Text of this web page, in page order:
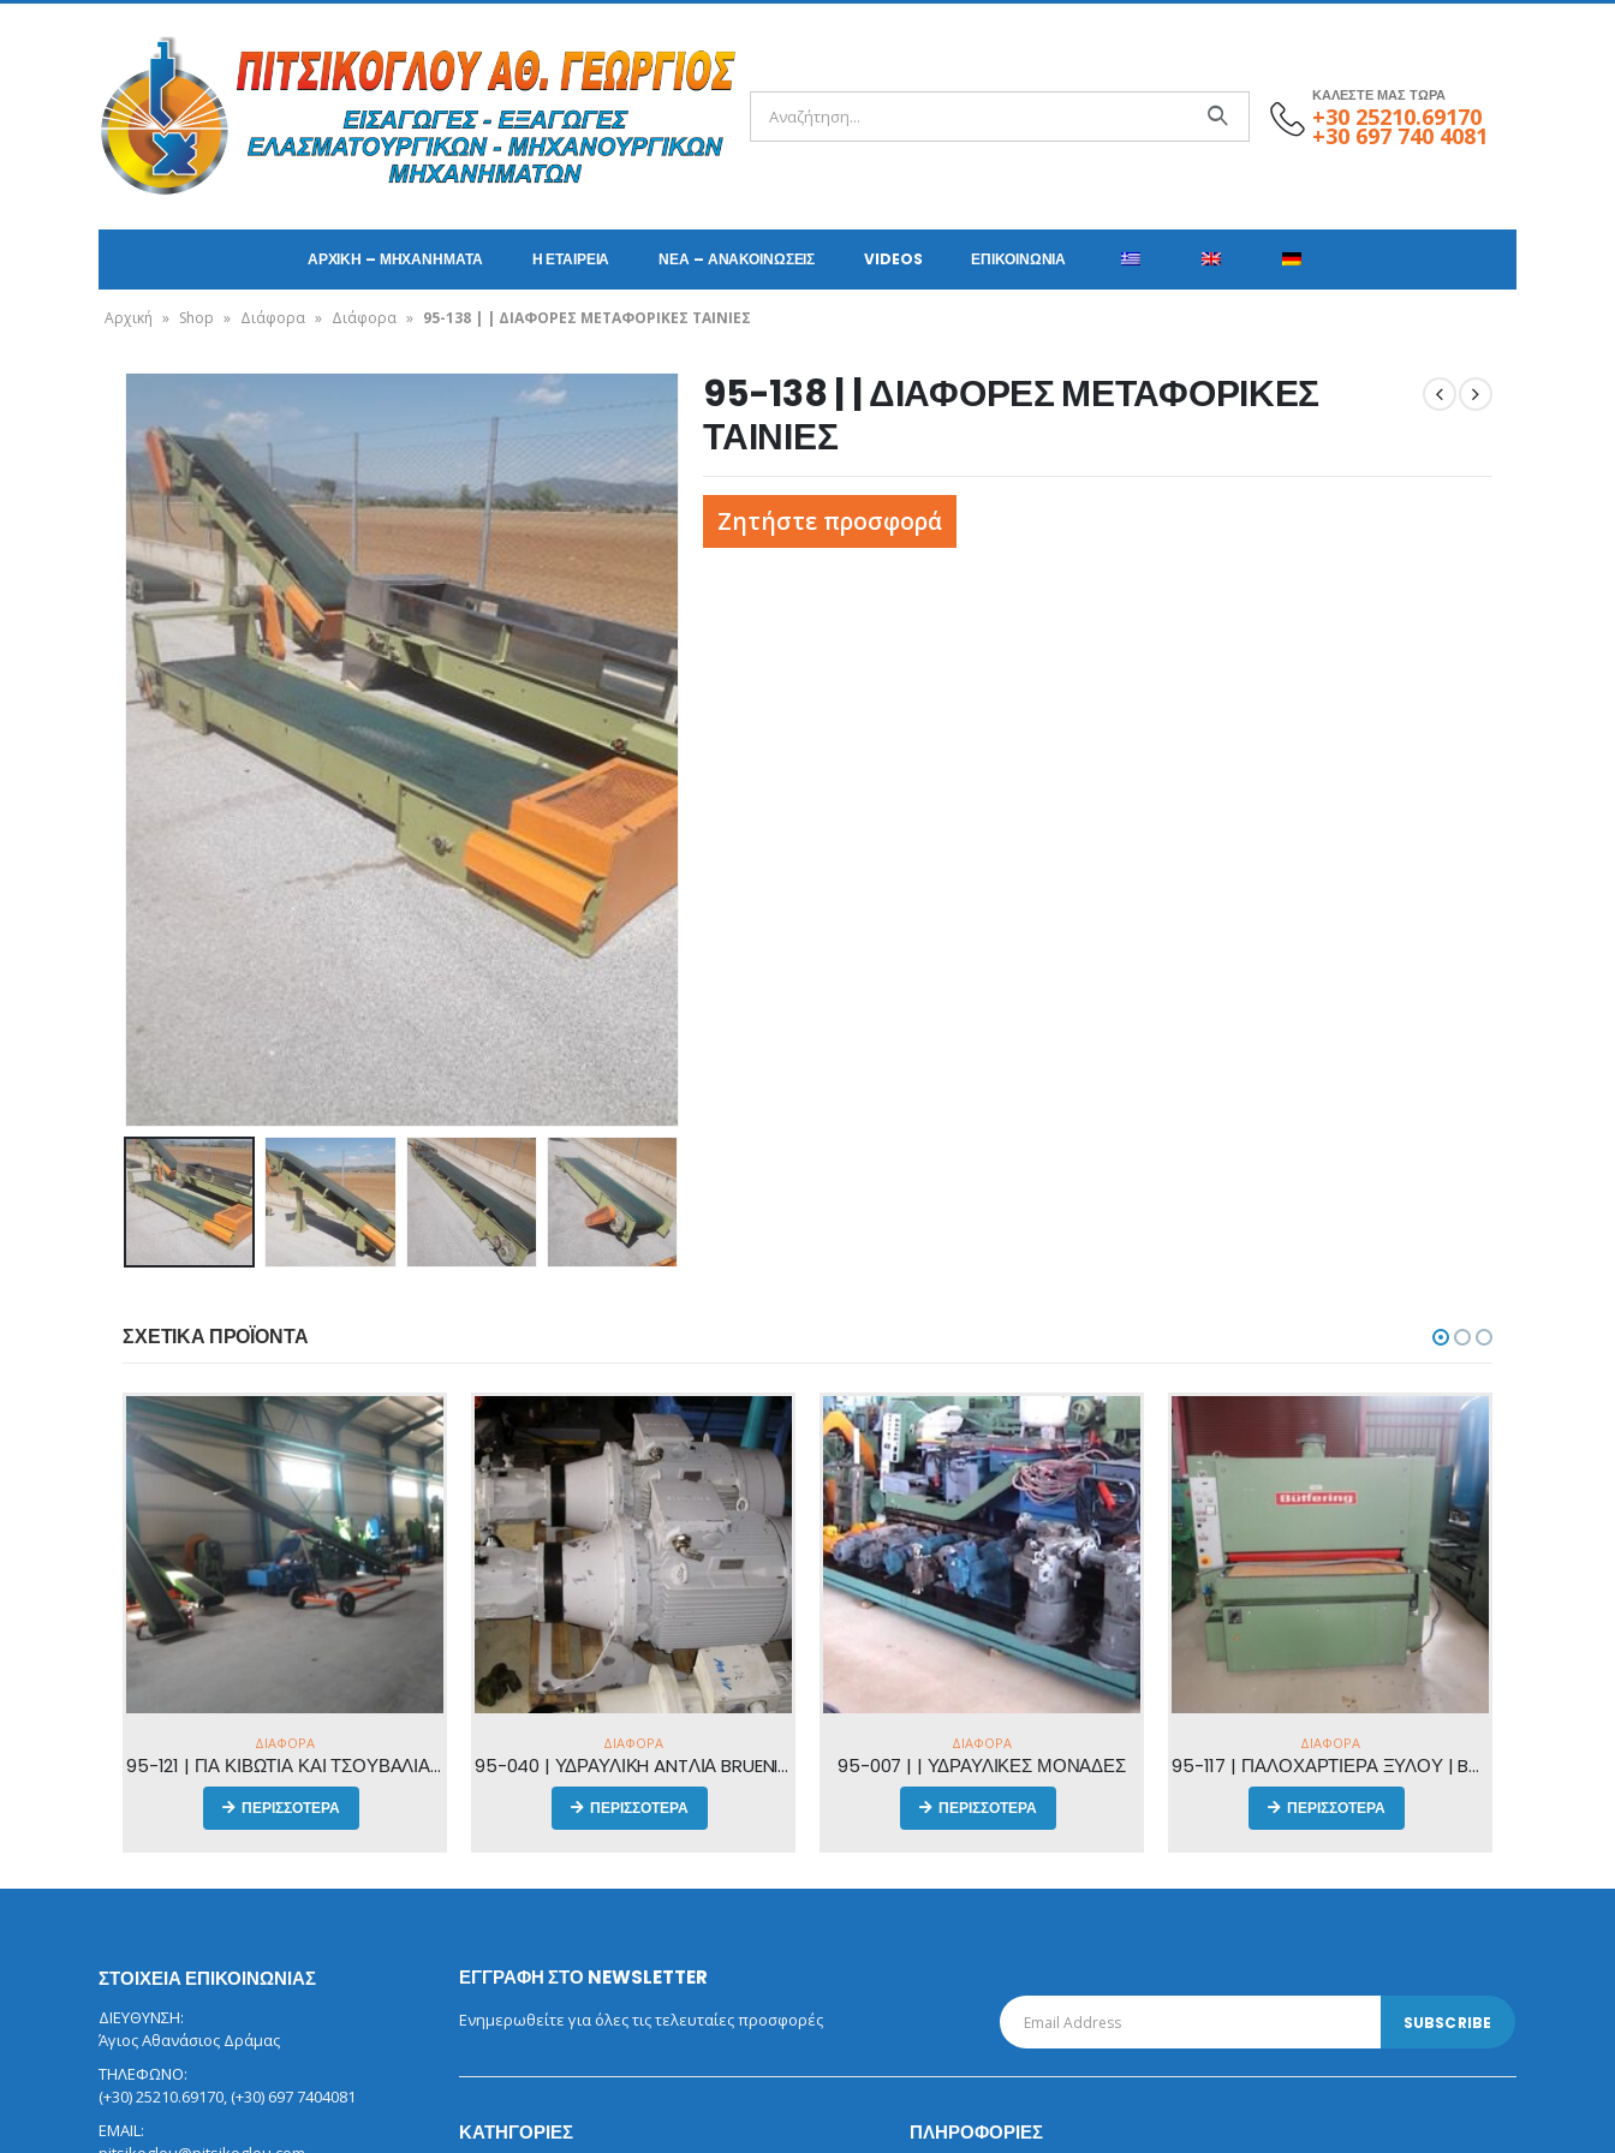
ΚΑΛΕΣΤΕ ΜΑΣ ΤΩΡΑ
+30 25210.69170
+30 697 740 4081
ΑΡΧΙΚΗ – ΜΗΧΑΝΗΜΑΤΑ Η ΕΤΑΙΡΕΊΑ ΝΈΑ – ΑΝΑΚΟΙΝΏΣΕΙΣ VIDEOS ΕΠΙΚΟΙΝΩΝΊΑ
Αρχική » Shop » Διάφορα » Διάφορα » 95-138 | | ΔΙΑΦΟΡΕΣ ΜΕΤΑΦΟΡΙΚΕΣ ΤΑΙΝΙΕΣ
95-138 | | ΔΙΑΦΟΡΕΣ ΜΕΤΑΦΟΡΙΚΕΣ
ΤΑΙΝΙΕΣ
Ζητήστε προσφορά
ΣΧΕΤΙΚΆ ΠΡΟΪΌΝΤΑ
ΔΙΆΦΟΡΑ
95-040 | ΥΔΡΑΥΛΙΚH ANTΛΙΑ BRUENINGHAUS 30kw 280BAR |
ΠΕΡΙΣΣΟΤΕΡΑ
ΔΙΆΦΟΡΑ
95-007 | | ΥΔΡΑΥΛΙΚΕΣ ΜΟΝΑΔΕΣ
ΠΕΡΙΣΣΟΤΕΡΑ
ΔΙΆΦΟΡΑ
95-117 | ΓΙΑΛΟΧΑΡΤΙΕΡΑ ΞΥΛΟΥ | BUTFERING
ΠΕΡΙΣΣΟΤΕΡΑ
95-008 | | ΥΔΡΑΥΛΙΚΕΣ ΑΝΤΛΙΕΣ
ΠΕΡΙΣΣΟΤΕΡΑ
ΣΤΟΙΧΕΙΑ ΕΠΙΚΟΙΝΩΝΙΑΣ
ΔΙΕΥΘΥΝΣΗ:
Άγιος Αθανάσιος Δράμας
ΤΗΛΕΦΩΝΟ:
(+30) 25210.69170, (+30) 697 7404081
EMAIL:
ΕΓΓΡΑΦΗ ΣΤΟ NEWSLETTER
Ενημερωθείτε για όλες τις τελευταίες προσφορές
ΚΑΤΗΓΟΡΙΕΣ ΠΛΗΡΟΦΟΡΙΕΣ